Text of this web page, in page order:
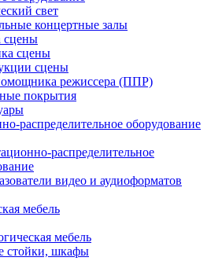
свет
концертные залы
сцены
сцены
сцены
режиссера (ППР)
покрытия
распределительное оборудование
распределительное
видео и аудиоформатов
мебель
мебель
стойки, шкафы